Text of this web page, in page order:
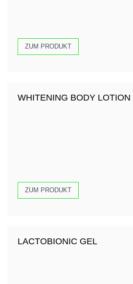
ZUM PRODUKT
WHITENING BODY LOTION
ZUM PRODUKT
LACTOBIONIC GEL